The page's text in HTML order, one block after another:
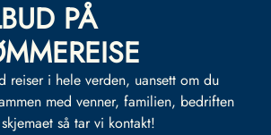
PÅ
reiser i hele verden, uansett om du
med venner, familien, bedriften
så tar vi kontakt!